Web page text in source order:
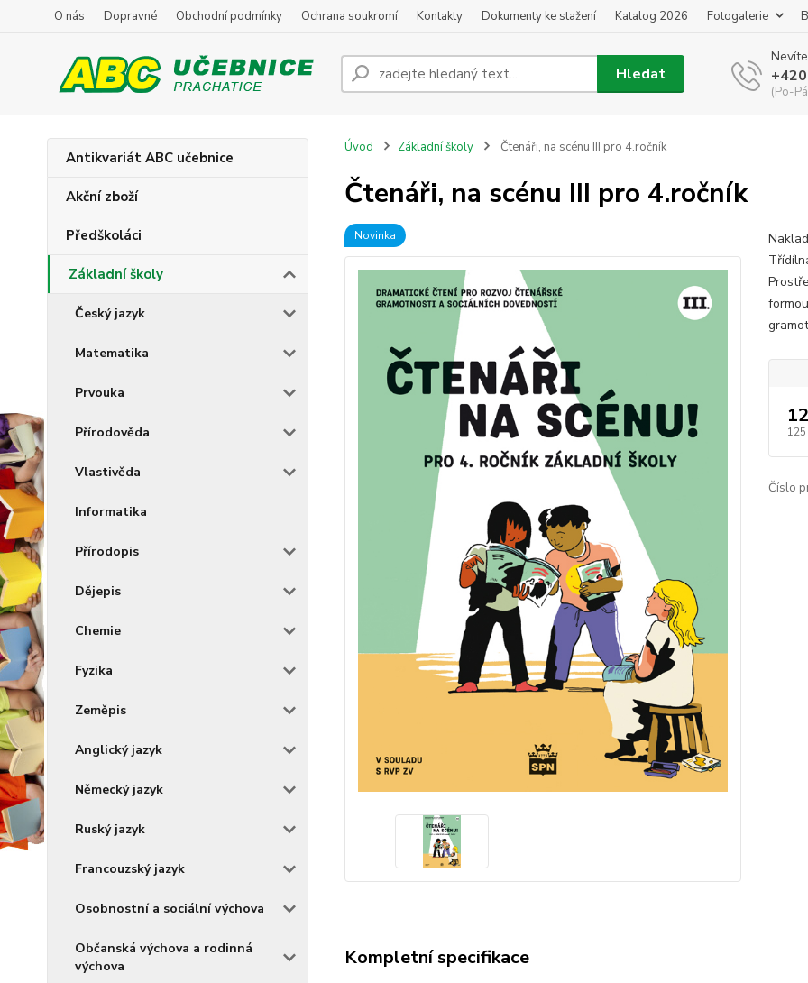
O nás Dopravné Obchodní podmínky Ochrana soukromí Kontakty Dokumenty ke stažení Katalog 2026 Fotogalerie
Hledat
(Po-
Antikvariát ABC učebnice
Akční zboží
Předškoláci
Základní školy
Český jazyk
Matematika
Prvouka
Přírodověda
Vlastivěda
Informatika
Přírodopis
Dějepis
Chemie
Fyzika
Zeměpis
Anglický jazyk
Německý jazyk
Ruský jazyk
Francouzský jazyk
Osobnostní a sociální výchova
Občanská výchova a rodinná
výchova
Úvod Základní školy Čtenáři, na scénu III pro 4.ročník
Čtenáři, na scénu III pro 4.ročník
Novinka
125
Číslo
Kompletní specifikace